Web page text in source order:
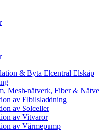
& Byta Elcentral Elskåp
Mesh-nätverk, Fiber &
av Elbilsladdning
av Solceller
av Vitvaror
av Värmepump